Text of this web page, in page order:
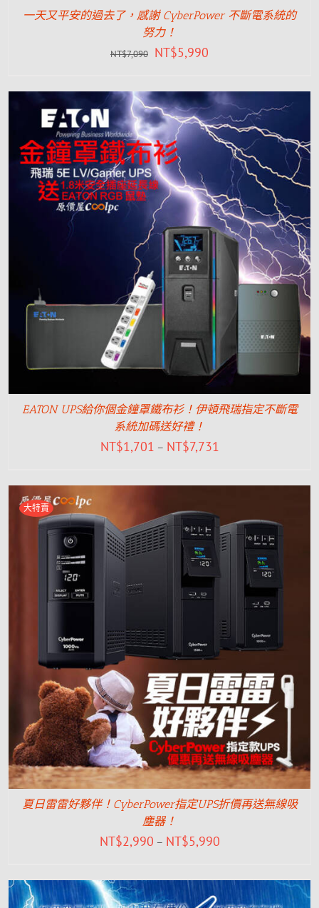
一天又平安的過去了，感謝 CyberPower 不斷電系統的
努力！
NT$7,090 NT$5,990
EATON UPS給你個金鐘罩鐵布衫！伊頓飛瑞指定不斷電
系統加碼送好禮！
NT$1,701 – NT$7,731
大特賣
夏日雷雷好夥伴！CyberPower指定UPS折價再送無線吸
塵器！
NT$2,990 – NT$5,990